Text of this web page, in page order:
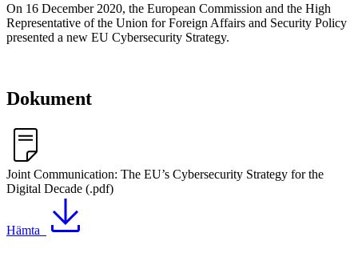
On 16 December 2020, the European Commission and the High
Representative of the Union for Foreign Affairs and Security Policy
presented a new EU Cybersecurity Strategy.
Dokument
Joint Communication: The EU’s Cybersecurity Strategy for the
Digital Decade (.pdf)
Hämta